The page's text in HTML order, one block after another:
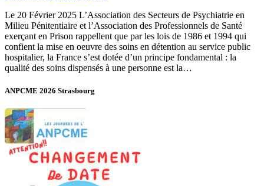
Le 20 Février 2025 L’Association des Secteurs de Psychiatrie en
Milieu Pénitentiaire et l’Association des Professionnels de Santé
exerçant en Prison rappellent que par les lois de 1986 et 1994 qui
confient la mise en oeuvre des soins en détention au service public
hospitalier, la France s’est dotée d’un principe fondamental : la
qualité des soins dispensés à une personne est la…
ANPCME 2026 Strasbourg